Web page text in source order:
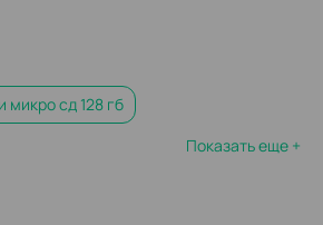
микро сд 128 гб
Карта памяти transcend 64gbПоказать еще +